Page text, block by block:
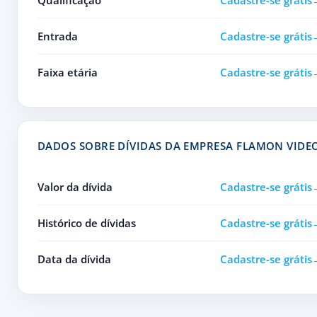
Entrada Cadastre-se grátis
Faixa etária Cadastre-se grátis
DADOS SOBRE DÍVIDAS DA EMPRESA FLAMON
Valor da dívida Cadastre-se grátis
Histórico de dívidas Cadastre-se grátis
Data da dívida Cadastre-se grátis